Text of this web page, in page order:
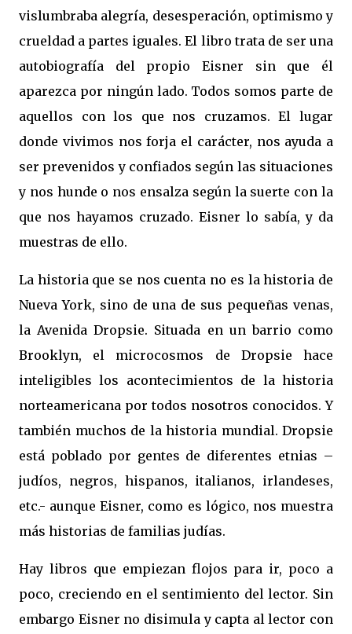
vislumbraba alegría, desesperación, optimismo y
crueldad a partes iguales. El libro trata de ser una
autobiografía del propio Eisner sin que él
aparezca por ningún lado. Todos somos parte de
aquellos con los que nos cruzamos. El lugar
donde vivimos nos forja el carácter, nos ayuda a
ser prevenidos y confiados según las situaciones
y nos hunde o nos ensalza según la suerte con la
que nos hayamos cruzado. Eisner lo sabía, y da
muestras de ello.
La historia que se nos cuenta no es la historia de
Nueva York, sino de una de sus pequeñas venas,
la Avenida Dropsie. Situada en un barrio como
Brooklyn, el microcosmos de Dropsie hace
inteligibles los acontecimientos de la historia
norteamericana por todos nosotros conocidos. Y
también muchos de la historia mundial. Dropsie
está poblado por gentes de diferentes etnias –
judíos, negros, hispanos, italianos, irlandeses,
etc.- aunque Eisner, como es lógico, nos muestra
más historias de familias judías.
Hay libros que empiezan flojos para ir, poco a
poco, creciendo en el sentimiento del lector. Sin
embargo Eisner no disimula y capta al lector con